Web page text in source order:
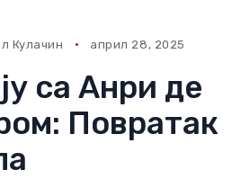
Кулачин април 28, 2025
са Анри де
Повратак